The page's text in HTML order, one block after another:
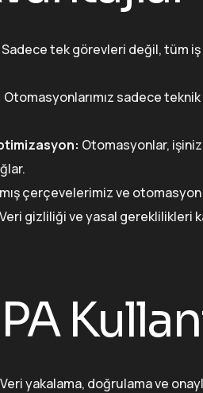
Sadece tek görevleri değil, tüm
Otomasyonlarımız sadece
Otomasyonlar,
çerçevelerimiz ve
Veri gizliliği ve yasal gereklilikleri
Veri yakalama, doğrulama ve